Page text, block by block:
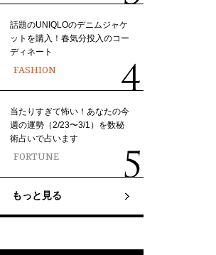
話題のUNIQLOのデニムジャケ
ットを購入！春気分投入のコー
ディネート
FASHION
当たりすぎて怖い！あなたの今
週の運勢（2/23〜3/1）を数秘
術占いで占います
FORTUNE
もっと見る